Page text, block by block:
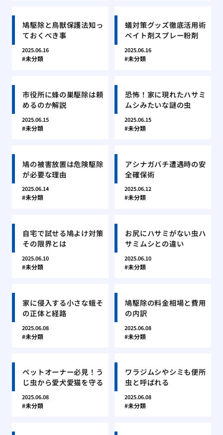
鳩駆除と鳥獣保護法知っ
ておくべき事
2025.06.16
未分類
蟻対策グッズ徹底活用術
ベイト剤スプレー粉剤
2025.06.16
未分類
市役所に蜂の巣駆除は頼
めるのか解説
2025.06.15
未分類
恐怖！家に現れたハサミ
ムシみたいな謎の虫
2025.06.15
未分類
鳩の被害放置は危険駆除
が必要な理由
2025.06.14
未分類
アシナガバチ遭遇時の安
全確保術
2025.06.12
未分類
自宅で試せる鳩よけ対策
その限界とは
2025.06.10
未分類
お尻にハサミがない虫ハ
サミムシとの違い
2025.06.10
未分類
家に侵入する小さな蛾そ
の正体と経路
2025.06.08
未分類
鳩駆除の料金相場と費用
の内訳
2025.06.08
未分類
ペットオーナー必見！う
じ虫から愛犬愛猫を守る
2025.06.08
未分類
ワラジムシやシミも便所
虫と呼ばれる
2025.06.08
未分類